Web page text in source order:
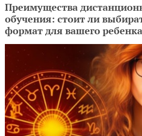
Преимущества
обучения: стоит ли
формат для вашего ребенка